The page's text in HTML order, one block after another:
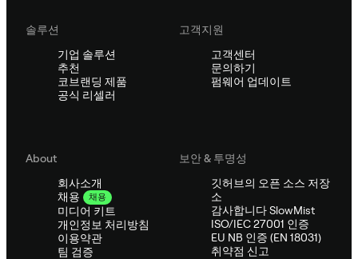
솔루션
기업 솔루션
추천
코브랜딩 제품
공식 리셀러
고객지원
고객센터
문의하기
펌웨어 업데이트
About
회사소개
채용
채용
미디어 키트
개인정보 처리방침
이용약관
팀 검증
보안 & 투명성
깃허브의 오픈 소스 저장
소
감사합니다 SlowMist
ISO/IEC 27001 인증
EU NB 인증 (EN 18031)
취약점 신고